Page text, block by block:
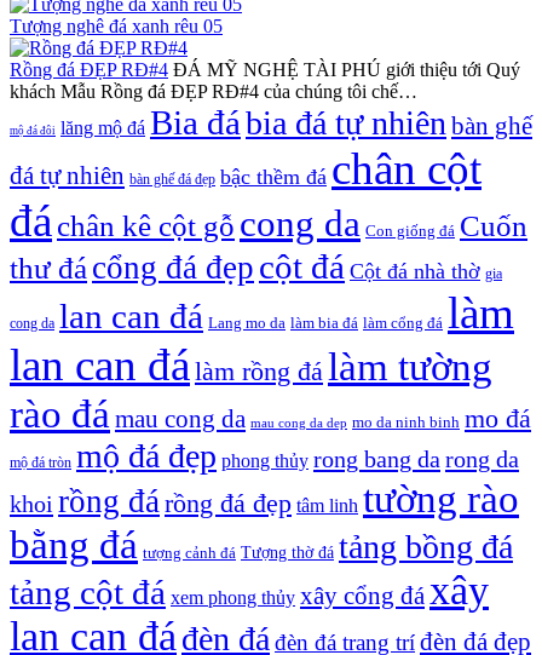
Tượng nghê đá xanh rêu 05
Rồng đá ĐẸP RĐ#4 ĐÁ MỸ NGHỆ TÀI PHÚ giới thiệu tới Quý
khách Mẫu Rồng đá ĐẸP RĐ#4 của chúng tôi chế…
mộ đá đôi lăng mộ đá Bia đábia đá tự nhiên bàn ghế
đá tự nhiên bàn ghế đá đẹp bậc thềm đá chân cột
đá chân kê cột gỗ cong da Con giống đá Cuốn
thư đá cổng đá đẹp cột đá Cột đá nhà thờ gia
cong da lan can đá Lang mo da làm bia đá làm cổng đá làm
lan can đá làm rồng đá làm tường
rào đá mau cong da mau cong da dep mo da ninh binh mo đá
mộ đá tròn mộ đá đẹp phong thủy rong bang da rong da
khoi rồng đá rồng đá đẹp tâm linh tường rào
bằng đá tượng cảnh đá Tượng thờ đá tảng bồng đá
tảng cột đá xem phong thủy xây cổng đáxây
lan can đá đèn đá đèn đá trang tríđèn đá đẹp